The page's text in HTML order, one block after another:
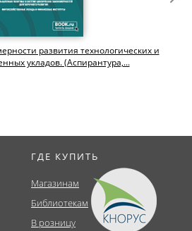
развития технологических и
укладов. (Аспирантура,...
ГДЕ КУПИТЬ
Магазинам
Библиотекам
В розницу